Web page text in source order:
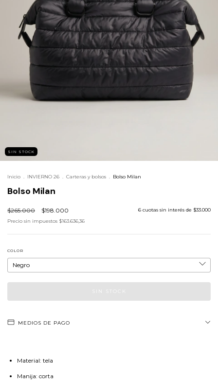
SIN STOCK
Inicio . INVIERNO 26 . Carteras y bolsos . Bolso Milan
Bolso Milan
$265.000 $198.000 6 cuotas sin interés de $33.000
Precio sin impuestos $163.636,36
COLOR
MEDIOS DE PAGO
Material: tela
Manija: corta